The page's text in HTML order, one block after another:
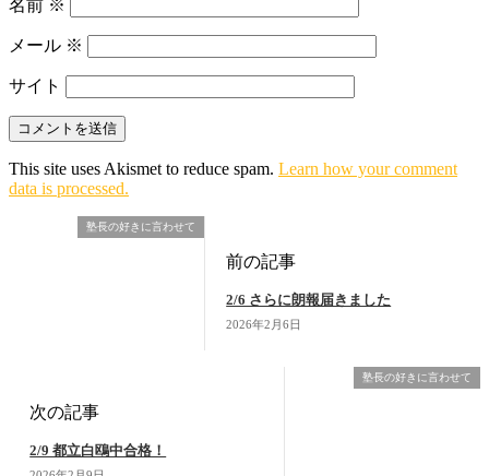
名前 ※
メール ※
サイト
This site uses Akismet to reduce spam. Learn how your comment
data is processed.
塾長の好きに言わせて
前の記事
2/6 さらに朗報届きました
2026年2月6日
塾長の好きに言わせて
次の記事
2/9 都立白鴎中合格！